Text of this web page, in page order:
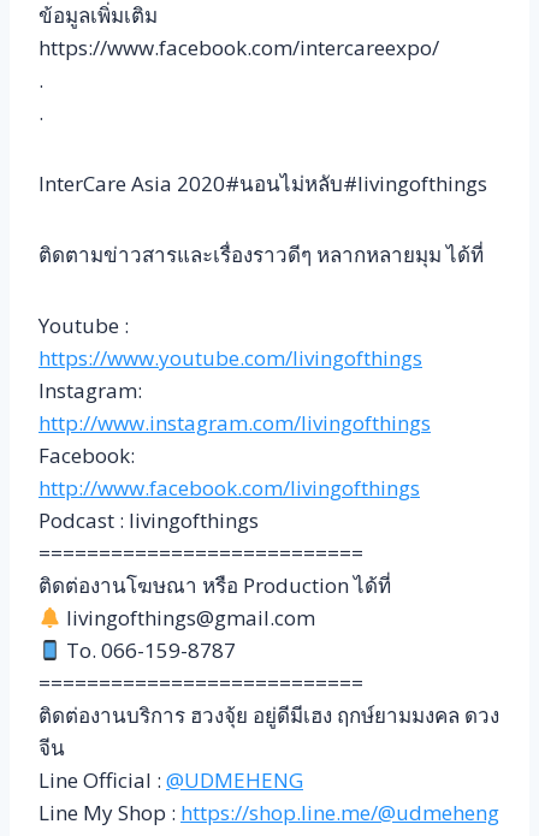
ข้อมูลเพิ่มเติม
https://www.facebook.com/intercareexpo/
.
.
InterCare Asia 2020#นอนไม่หลับ#livingofthings
ติดตามข่าวสารและเรื่องราวดีๆ หลากหลายมุม ได้ที่
Youtube :
https://www.youtube.com/livingofthings
Instagram:
http://www.instagram.com/livingofthings
Facebook:
http://www.facebook.com/livingofthings
Podcast : livingofthings
===========================
ติดต่องานโฆษณา หรือ Production ได้ที่
livingofthings@gmail.com
To. 066-159-8787
===========================
ติดต่องานบริการ ฮวงจุ้ย อยู่ดีมีเฮง ฤกษ์ยามมงคล ดวง
จีน
Line Official : @UDMEHENG
Line My Shop : https://shop.line.me/@udmeheng